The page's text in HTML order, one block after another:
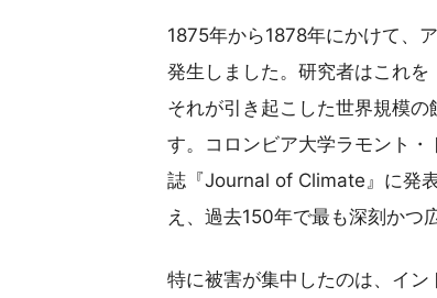
1875年から1878年にかけて、
発生しました。研究者はこれを
それが引き起こした世界規模の
す。コロンビア大学ラモント
誌『Journal of Climate』に発
え、過去150年で最も深刻かつ
特に被害が集中したのは、イ